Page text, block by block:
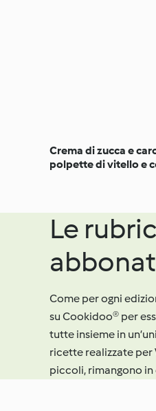
Crema di zucca e
polpette di vitello e
Le
Come per ogni
su Cookidoo® per
tutte insieme in
ricette realizzate per
piccoli, rimangono